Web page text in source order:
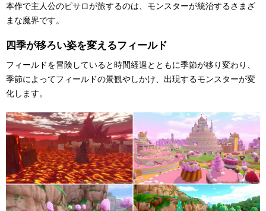
本作で主人公のピサロが旅するのは、モンスターが統治するさまざ
まな魔界です。
四季が移ろい姿を変えるフィールド
フィールドを冒険していると時間経過とともに季節が移り変わり、
季節によってフィールドの景観やしかけ、出現するモンスターが変
化します。